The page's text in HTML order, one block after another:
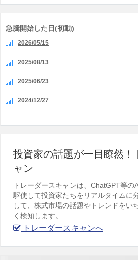
急騰開始した日(初動)
2026/05/15
2025/08/13
2025/06/23
2024/12/27
投資家の話題が一目瞭然！
ャン
トレーダースキャンは、ChatGPT等の
駆使して投資家たちをリアルタイムに
して、株式市場の話題やトレンドをい
く検知します。
トレーダースキャンへ